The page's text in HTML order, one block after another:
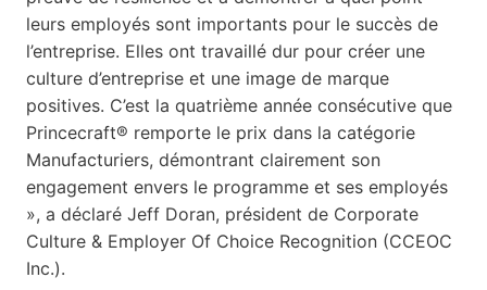
leurs employés sont importants pour le succès de
l’entreprise. Elles ont travaillé dur pour créer une
culture d’entreprise et une image de marque
positives. C’est la quatrième année consécutive que
Princecraft® remporte le prix dans la catégorie
Manufacturiers, démontrant clairement son
engagement envers le programme et ses employés
», a déclaré Jeff Doran, président de Corporate
Culture & Employer Of Choice Recognition (CCEOC
Inc.).